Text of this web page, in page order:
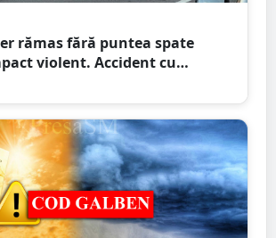
rămas fără puntea spate
violent. Accident cu
mașini din Satu Mare